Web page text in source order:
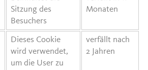
Sitzung des
Besuchers
Monaten
Dieses Cookie
wird verwendet,
um die User zu
verfällt nach
2 Jahren